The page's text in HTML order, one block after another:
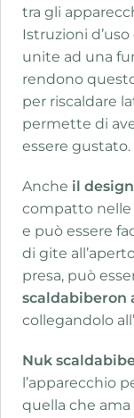
tra gli
Istruzioni
unite ad una
rendono
per riscaldare
permette di
essere gustato.
Anche il
compatto nelle
e può essere
di gite
presa, può
scaldabiberon
collegandolo
Nuk
l’apparecchio
quella che